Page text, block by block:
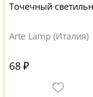
Точечный
Arte Lamp (Италия)
68 ₽